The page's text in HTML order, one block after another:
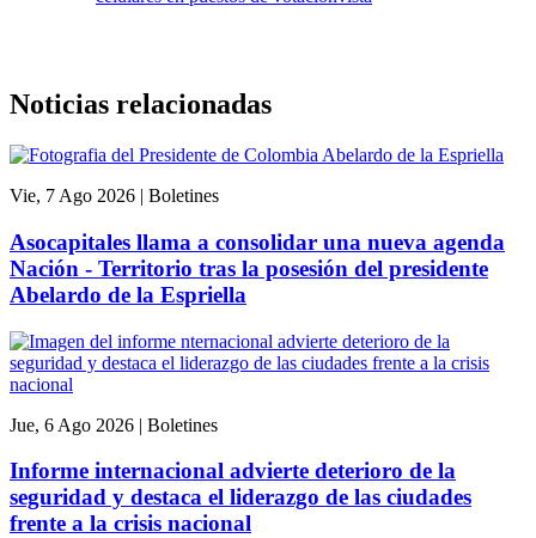
Noticias relacionadas
Vie, 7 Ago 2026 | Boletines
Asocapitales llama a consolidar una nueva agenda
Nación - Territorio tras la posesión del presidente
Abelardo de la Espriella
Jue, 6 Ago 2026 | Boletines
Informe internacional advierte deterioro de la
seguridad y destaca el liderazgo de las ciudades
frente a la crisis nacional